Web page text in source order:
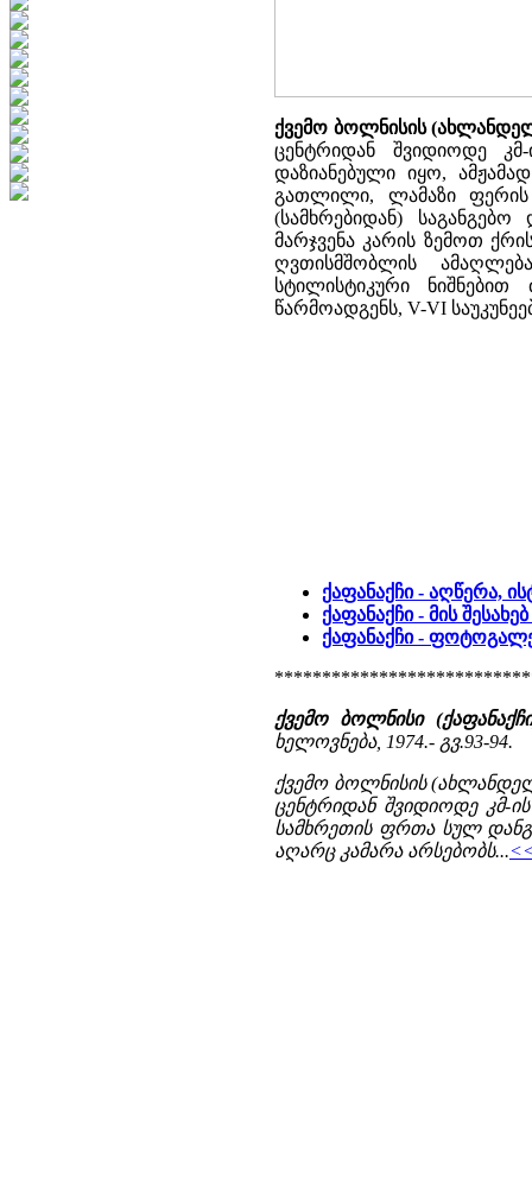
ქვემო ბოლნისის
ცენტრიდან შვიდიოდე
დაზიანებული იყო,
გათლილი, ლამაზი ფერის
(სამხრებიდან)
მარჯვენა კარის ზემოთ
ღვთისმშობლის
სტილისტიკური
წარმოადგენს, V-VI
ქაფანაქჩი - აღწერა,
ქაფანაქჩი - მის
ქაფანაქჩი -
ქვემო ბოლნისი
ხელოვნება, 1974.- გვ.93-94.
ქვემო ბოლნისის
ცენტრიდან შვიდიოდე კმ-
სამხრეთის ფრთა სულ
აღარც კამარა არსებობს...